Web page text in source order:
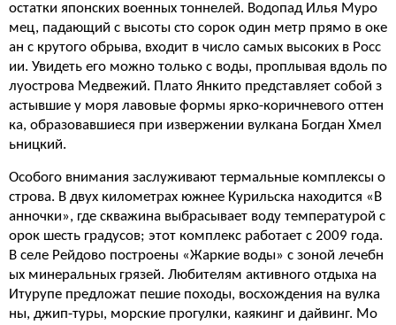
остатки японских военных тоннелей. Водопад Илья Муро
мец, падающий с высоты сто сорок один метр прямо в оке
ан с крутого обрыва, входит в число самых высоких в Росс
ии. Увидеть его можно только с воды, проплывая вдоль по
луострова Медвежий. Плато Янкито представляет собой з
астывшие у моря лавовые формы ярко-коричневого оттен
ка, образовавшиеся при извержении вулкана Богдан Хмел
ьницкий.
Особого внимания заслуживают термальные комплексы о
строва. В двух километрах южнее Курильска находится «В
анночки», где скважина выбрасывает воду температурой с
орок шесть градусов; этот комплекс работает с 2009 года.
В селе Рейдово построены «Жаркие воды» с зоной лечебн
ых минеральных грязей. Любителям активного отдыха на
Итурупе предложат пешие походы, восхождения на вулка
ны, джип-туры, морские прогулки, каякинг и дайвинг. Мо